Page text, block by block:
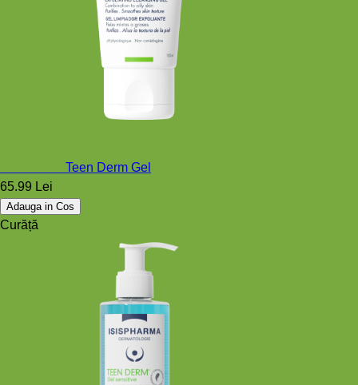
Teen Derm Gel
65.99 Lei
Adauga in Cos
Curăță